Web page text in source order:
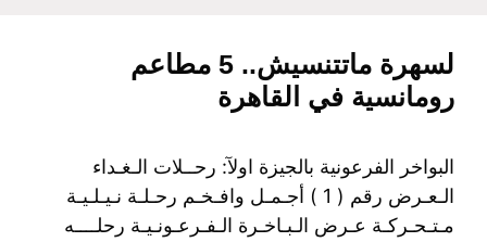
لسهرة ماتتنسيش.. 5 مطاعم
رومانسية في القاهرة
البواخر الفرعونية بالجيزة اولآ: رحــلات الـغـداء
الـعـرض رقم ( 1 ) أجـمـل وافـخـم رحـلـة نـيـلـيـة
مـتـحـركـة عـرض الـبـاخـرة الـفـرعـونـيـة رحلــــه